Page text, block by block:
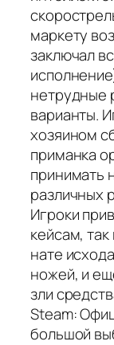
маркету
заключал
нетрудные
варианты.
хозяином
приманка
принимать
различных
Игроки
кейсам,
нате
ножей, и
зли
Steam:
большой